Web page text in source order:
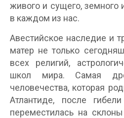
живого и сущего, земного
в каждом из нас.
Авестийское наследие и
матер не только
всех религий,
школ мира. Самая
человечества, которая
Атлантиде, после
переместилась на